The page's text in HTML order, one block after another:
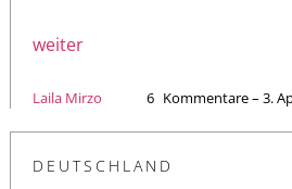
weiter
Laila Mirzo 6 Kommentare – 3.
DEUTSCHLAND